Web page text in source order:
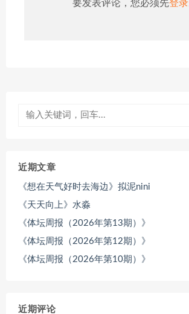
要发表评论，您必须先登录
近期文章
《想在天气好时去海边》拟泥nini
《天天向上》水淼
《体坛周报（2026年第13期）》
《体坛周报（2026年第12期）》
《体坛周报（2026年第10期）》
近期评论